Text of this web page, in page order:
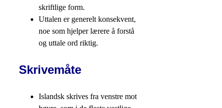
skriftlige form.
Uttalen er generelt konsekvent,
noe som hjelper lærere å forstå
og uttale ord riktig.
Skrivemåte
Islandsk skrives fra venstre mot